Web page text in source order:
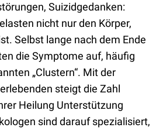
Suizidgedanken:
nicht nur den Körper,
Selbst lange nach dem Ende
die Symptome auf, häufig
„Clustern“. Mit der
steigt die Zahl
Heilung Unterstützung
sind darauf spezialisiert,